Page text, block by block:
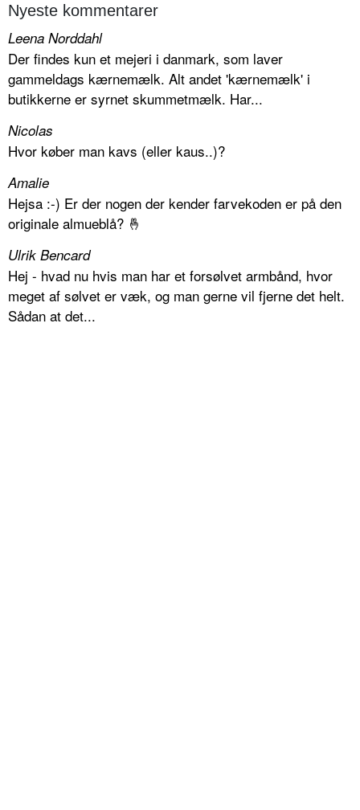
Nyeste kommentarer
Leena Norddahl
Der findes kun et mejeri i danmark, som laver
gammeldags kærnemælk. Alt andet 'kærnemælk' i
butikkerne er syrnet skummetmælk. Har...
Nicolas
Hvor køber man kavs (eller kaus..)?
Amalie
Hejsa :-) Er der nogen der kender farvekoden er på den
originale almueblå? 🤞
Ulrik Bencard
Hej - hvad nu hvis man har et forsølvet armbånd, hvor
meget af sølvet er væk, og man gerne vil fjerne det helt.
Sådan at det...